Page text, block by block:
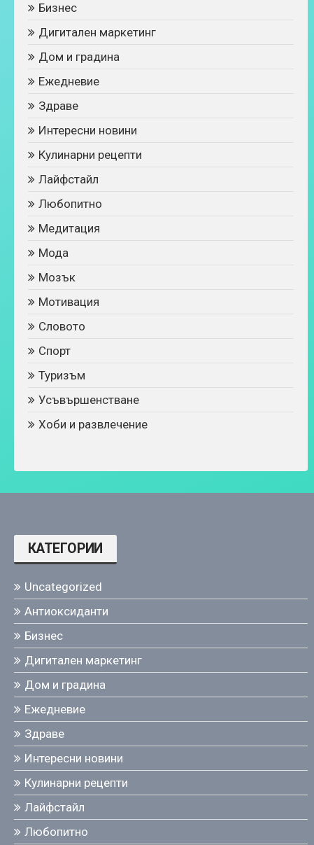
Бизнес
Дигитален маркетинг
Дом и градина
Ежедневие
Здраве
Интересни новини
Кулинарни рецепти
Лайфстайл
Любопитно
Медитация
Мода
Мозък
Мотивация
Словото
Спорт
Туризъм
Усъвършенстване
Хоби и развлечение
КАТЕГОРИИ
Uncategorized
Антиоксиданти
Бизнес
Дигитален маркетинг
Дом и градина
Ежедневие
Здраве
Интересни новини
Кулинарни рецепти
Лайфстайл
Любопитно